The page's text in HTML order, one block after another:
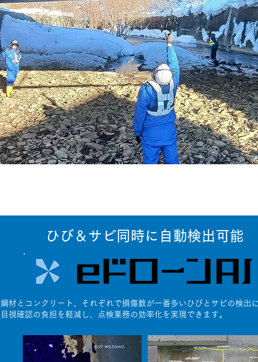
ひび＆サビ同時に自動検出可能
鋼材とコンクリート、それぞれで損傷数が一番多いひびとサビの検出
目視確認の負担を軽減し、点検業務の効率化を実現できます。